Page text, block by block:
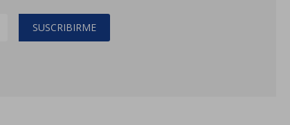
SUSCRIBIRME